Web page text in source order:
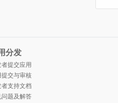
分发
者提交应用
提交与审核
者支持文档
问题及解答